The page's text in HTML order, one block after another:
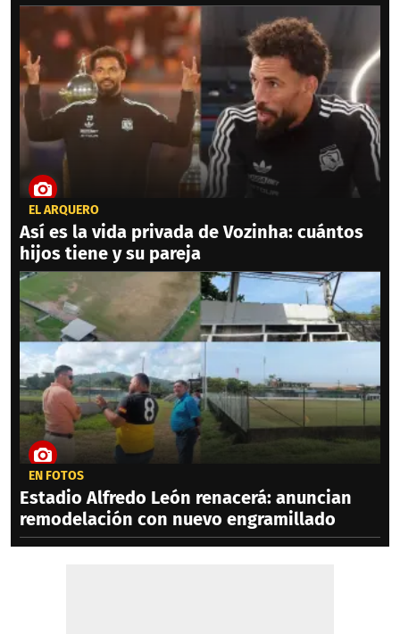
EL ARQUERO
Así es la vida privada de Vozinha: cuántos
hijos tiene y su pareja
EN FOTOS
Estadio Alfredo León renacerá: anuncian
remodelación con nuevo engramillado